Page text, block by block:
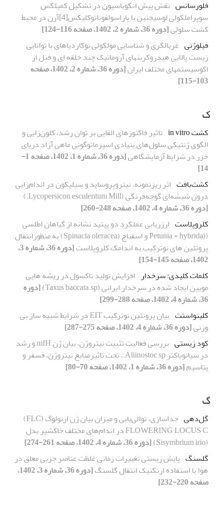
فلورسانس نقش پیش انکوباسیون در تشکیل کمپلکس
سوپراملکولی لوسیجنین با پاراسولفوناتوکلیکس[4]آرن در محیط
کشت سلولی[دوره 36، شماره 2، 1402، صفحه 116-124]
فیلوژنی غربالگری و شناسایی مولکولی نوکاردیاهای با توانایی
زیست پالایی هیدروکربنهای آروماتیک چند حلقه ای و فنل از
اکوسیستمهای مختلف ایران
[دوره 36، شماره 2، 1402، صفحه
103-115]
ک
کشت in vitro
تاثیر فاکتور‌های القایی بر توان رشد، کلون‌زایی و
الگوی ژنتیکی سلول‌های بنیادی اسپرماتوگونی ماهی آزاد دریای
خزر در شرایط آزمایشگاهی
[دوره 36، شماره 1، 1402، صفحه 1-
14]
کشت‌بافت اثر ریزنمونه، نیتروپروساید و سیلیکون در اندام‌زایی
درون شیشه‌ای گوجه‌فرنگی (Lycopersicon esculentum Mill.)
[دوره 36، شماره 4، 1402، صفحه 248-260]
کلروپلاست ارزریابی عملکرد دو پپتید نشانه از گیاهان اطلسی
((Petunia × hybrida و اسفناج (Spinacia oleracea) به منظورانتقال
پروتئین های نوترکیب به اندامک کلروپلاست
[دوره 36، شماره 3،
1402، صفحه 145-154]
کلمات کلیدی: سرخدار افزایش تولید تاکسول در ریشه هایی
مویین ایجاد شده در سرخدار ایرانی (Taxus baccata.sp)
[دوره
36، شماره 4، 1402، صفحه 288-299]
کلینواستت
بیان پروتئین نوترکیب EIT در شرایط شبیه ساز بی
وزنی[دوره 36، شماره 4، 1402، صفحه 275-287]
کود زیستی
بررسی فعالیت تثبیت نیتروژن، بیان ژن nifH و رشد
در سیانوباکتر Aliinostoc sp.، تحت تاثیرمنابع نیتروژن، فسفر و
پتاسیم[دوره 36، شماره 1، 1402، صفحه 70-80]
گ
گل‌دهی
جداسازی، توالی‌یابی و میزان بیان ژن ارتولوگ (FLC)
FLOWERING LOCUS C در اندام‌های مختلف خاکشیر بدل
(Sisymbrium irio)
[دوره 36، شماره 4، 1402، صفحه 261-274]
گلسنگ پایش زیستی تغییرات زمانی غلظت عناصر جزیی معلق در
هوا با استفاده ازتکنیک انتقال گلسنگ
[دوره 36، شماره 3، 1402،
صفحه 220-232]